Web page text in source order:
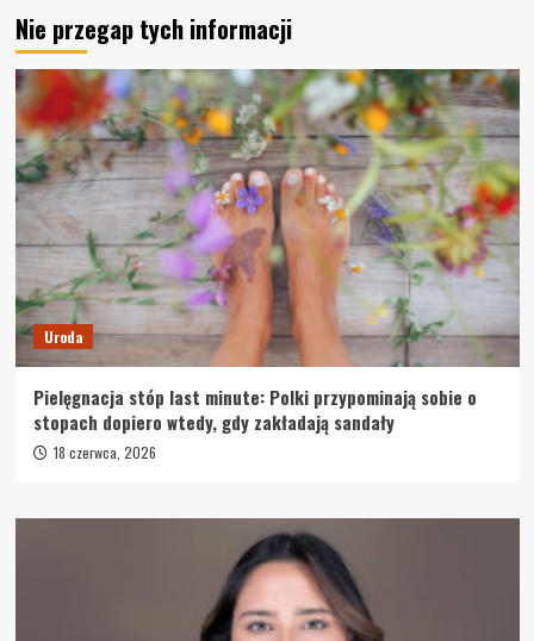
Nie przegap tych informacji
Uroda
Pielęgnacja stóp last minute: Polki przypominają sobie o
stopach dopiero wtedy, gdy zakładają sandały
18 czerwca, 2026